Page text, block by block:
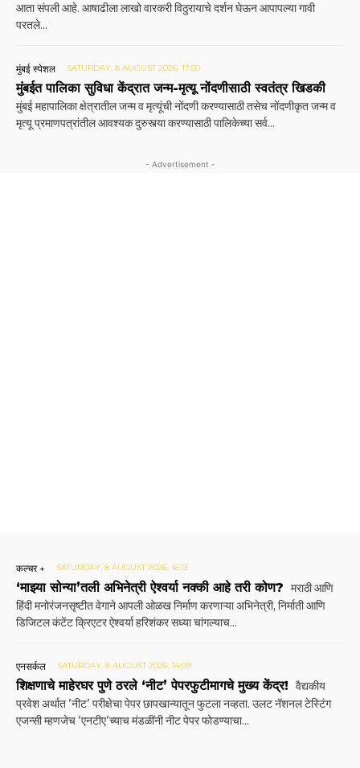
आता संपली आहे. आषाढीला लाखो वारकरी विठुरायाचे दर्शन घेऊन आपापल्या गावी
परतले...
मुंबई स्पेशल SATURDAY, 8 AUGUST 2026, 17:50
मुंबईत पालिका सुविधा केंद्रात जन्म-मृत्यू नोंदणीसाठी स्वतंत्र खिडकी
मुंबई महापालिका क्षेत्रातील जन्म व मृत्यूंची नोंदणी करण्यासाठी तसेच नोंदणीकृत जन्म व
मृत्यू प्रमाणपत्रांतील आवश्यक दुरुस्त्या करण्यासाठी पालिकेच्या सर्व...
- Advertisement -
कल्चर + SATURDAY, 8 AUGUST 2026, 16:13
‘माझ्या सोन्या’तली अभिनेत्री ऐश्वर्या नक्की आहे तरी कोण? मराठी आणि
हिंदी मनोरंजनसृष्टीत वेगाने आपली ओळख निर्माण करणाऱ्या अभिनेत्री, निर्माती आणि
डिजिटल कंटेंट क्रिएटर ऐश्वर्या हरिशंकर सध्या चांगल्याच...
एनसर्कल SATURDAY, 8 AUGUST 2026, 14:09
शिक्षणाचे माहेरघर पुणे ठरले ‘नीट’ पेपरफुटीमागचे मुख्य केंद्र! वैद्यकीय
प्रवेश अर्थात 'नीट' परीक्षेचा पेपर छापखान्यातून फुटला नव्हता. उलट नॅशनल टेस्टिंग
एजन्सी म्हणजेच 'एनटीए'च्याच मंडळींनी नीट पेपर फोडण्याचा...